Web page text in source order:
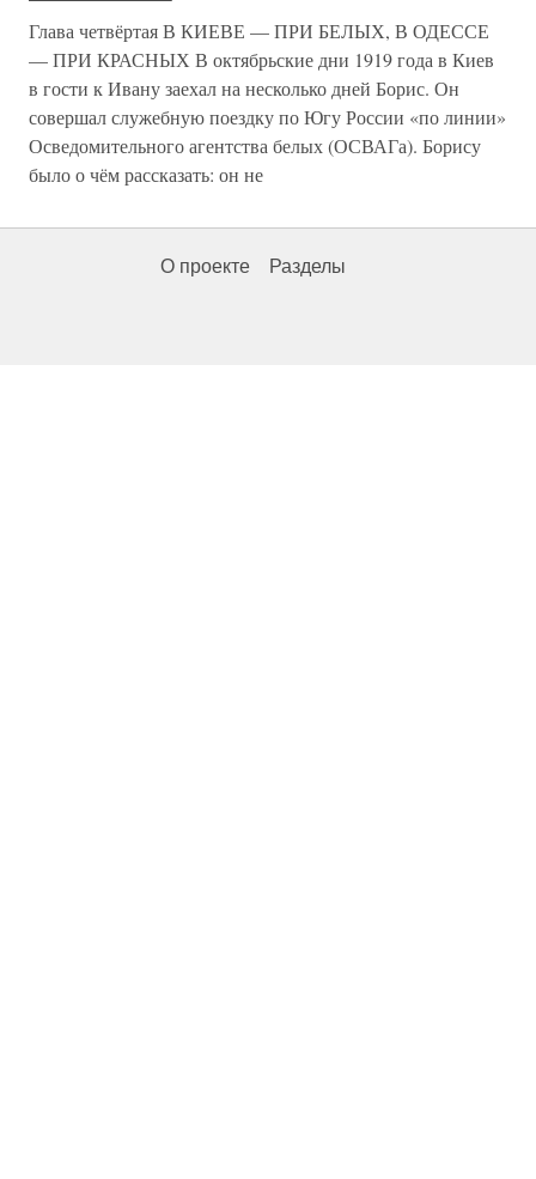
Глава четвёртая В КИЕВЕ — ПРИ БЕЛЫХ, В ОДЕССЕ
— ПРИ КРАСНЫХ В октябрьские дни 1919 года в Киев
в гости к Ивану заехал на несколько дней Борис. Он
совершал служебную поездку по Югу России «по линии»
Осведомительного агентства белых (ОСВАГа). Борису
было о чём рассказать: он не
О проекте Разделы